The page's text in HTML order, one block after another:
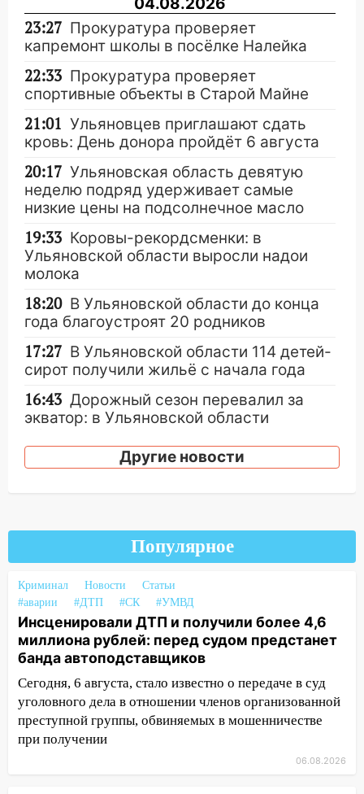
04.08.2026
23:27 Прокуратура проверяет
капремонт школы в посёлке Налейка
22:33 Прокуратура проверяет
спортивные объекты в Старой Майне
21:01 Ульяновцев приглашают сдать
кровь: День донора пройдёт 6 августа
20:17 Ульяновская область девятую
неделю подряд удерживает самые
низкие цены на подсолнечное масло
19:33 Коровы-рекордсменки: в
Ульяновской области выросли надои
молока
18:20 В Ульяновской области до конца
года благоустроят 20 родников
17:27 В Ульяновской области 114 детей-
сирот получили жильё с начала года
16:43 Дорожный сезон перевалил за
экватор: в Ульяновской области
16:31 В Ульяновской области
16:30 Прогноз погоды в Ульяновской
области на 5 августа
16:20
В Сурском районе сёла оказались
не защищены от лесных пожаров
16:12 Пуля пробила окно квартиры на
16-м этаже в Ульяновске
16:10
Прокуратура потребовала
усилить борьбу со свалками в
Инзенском районе
16:06 Патриарх Кирилл оценил работу
Другие новости
Популярное
Криминал Новости
Статьи
#аварии
#ДТП #СК #УМВД
Инсценировали ДТП и получили более 4,6
миллиона рублей: перед судом предстанет
банда автоподставщиков
Сегодня, 6 августа, стало известно о передаче в суд
уголовного дела в отношении членов организованной
преступной группы, обвиняемых в мошенничестве
при получении
06.08.2026